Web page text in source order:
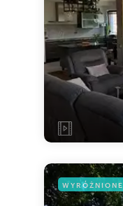
WYRÓŻNIONE